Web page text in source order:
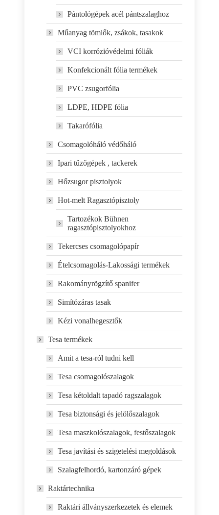
Pántológépek acél pántszalaghoz
Műanyag tömlők, zsákok, tasakok
VCI korrózióvédelmi fóliák
Konfekcionált fólia termékek
PVC zsugorfólia
LDPE, HDPE fólia
Takarófólia
Csomagolóháló védőháló
Ipari tűzőgépek , tackerek
Hőzsugor pisztolyok
Hot-melt Ragasztópisztoly
Tartozékok Bühnen
ragasztópisztolyokhoz
Tekercses csomagolópapír
Ételcsomagolás-Lakossági termékek
Rakományrögzítő spanifer
Simítózáras tasak
Kézi vonalhegesztők
Tesa termékek
Amit a tesa-ról tudni kell
Tesa csomagolószalagok
Tesa kétoldalt tapadó ragszalagok
Tesa biztonsági és jelölőszalagok
Tesa maszkolószalagok, festőszalagok
Tesa javítási és szigetelési megoldások
Szalagfelhordó, kartonzáró gépek
Raktártechnika
Raktári állványszerkezetek és elemek